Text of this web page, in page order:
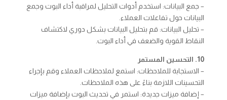
– جمع البيانات: استخدم أدوات التحليل لمراقبة أداء البوت وجمع
البيانات حول تفاعلات العملاء.
– تحليل البيانات: قم بتحليل البيانات بشكل دوري لاكتشاف
النقاط القوية والضعف في أداء البوت.
10. التحسين المستمر
– الاستجابة للملاحظات: استمع لملاحظات العملاء وقم بإجراء
التحسينات اللازمة بناءً على هذه الملاحظات.
– إضافة ميزات جديدة: استمر في تحديث البوت بإضافة ميزات